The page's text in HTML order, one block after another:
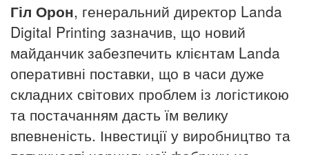
Гіл Орон, генеральний директор Landa
Digital Printing зазначив, що новий
майданчик забезпечить клієнтам Landa
оперативні поставки, що в часи дуже
складних світових проблем із логістикою
та постачанням дасть їм велику
впевненість. Інвестиції у виробництво та